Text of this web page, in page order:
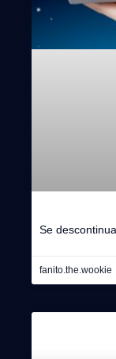
Se
fanito.the.wookie